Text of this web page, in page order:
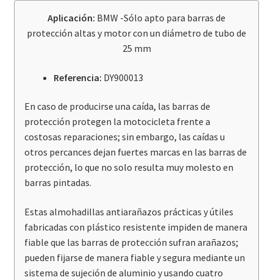
cantidadAplicación: BMW -Sólo apto para barras de
protección altas y motor con un diámetro de tubo de
25 mm
Referencia: DY900013
En caso de producirse una caída, las barras de
protección protegen la motocicleta frente a
costosas reparaciones; sin embargo, las caídas u
otros percances dejan fuertes marcas en las barras de
protección, lo que no solo resulta muy molesto en
barras pintadas.
Estas almohadillas antiarañazos prácticas y útiles
fabricadas con plástico resistente impiden de manera
fiable que las barras de protección sufran arañazos;
pueden fijarse de manera fiable y segura mediante un
sistema de sujeción de aluminio y usando cuatro